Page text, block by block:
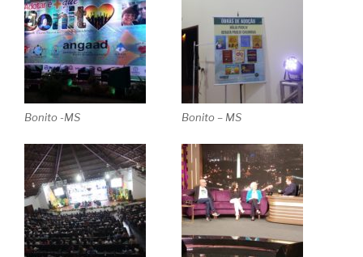
Bonito -MS Bonito – MS